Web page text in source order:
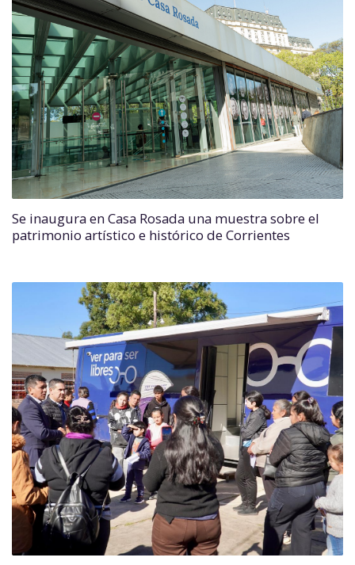
Se inaugura en Casa Rosada una muestra sobre el
patrimonio artístico e histórico de Corrientes